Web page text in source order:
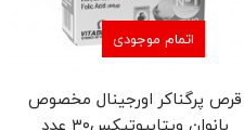
اتمام موجودی
قرص پرگناکر اورجینال مخصوص
بانوان ویتابیوتیکس۳۰ عدد